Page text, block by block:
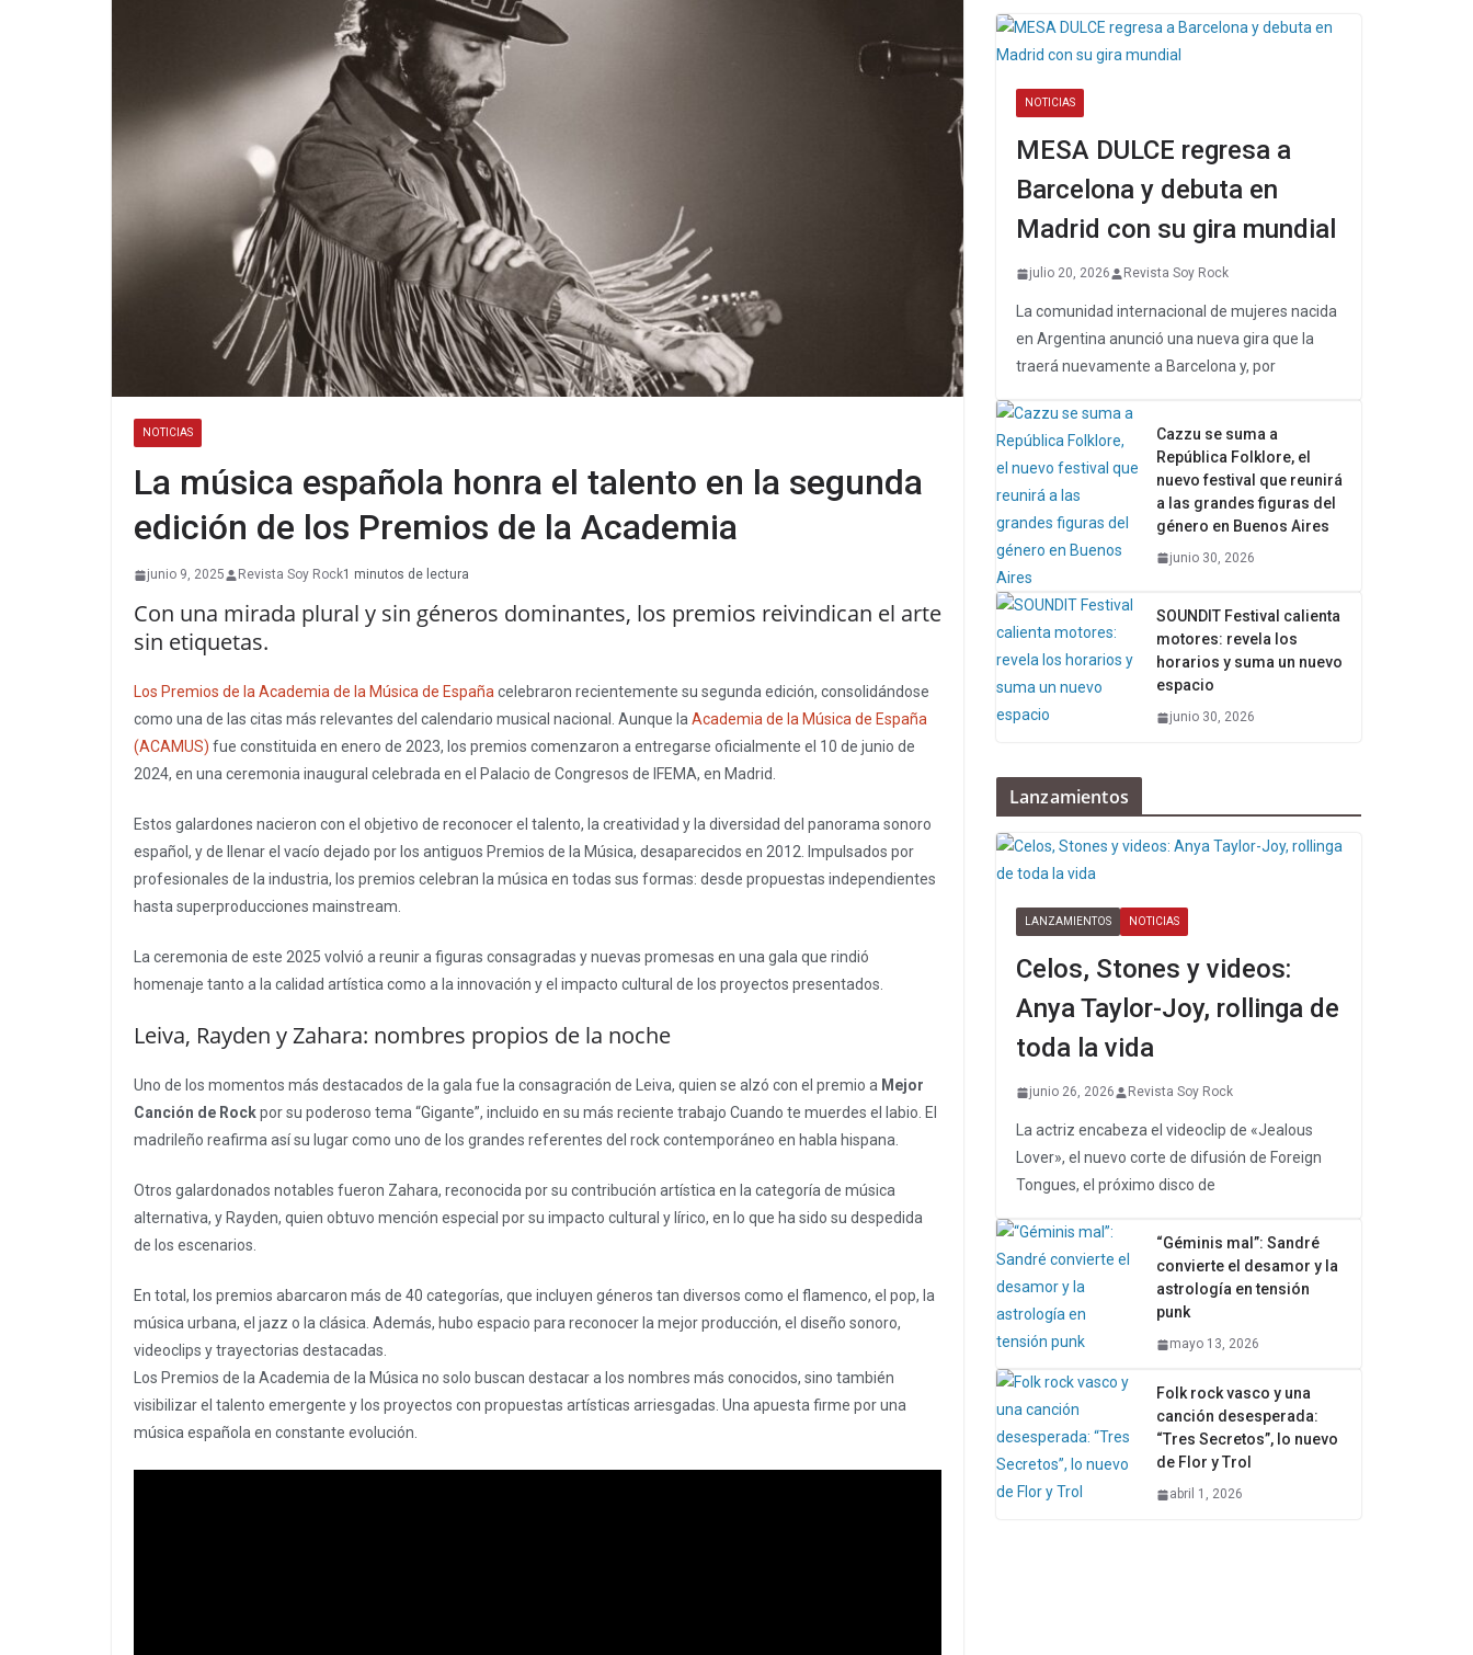
NOTICIAS
La música española honra el talento en la segunda
edición de los Premios de la Academia
junio 9, 2025 Revista Soy Rock1 minutos de lectura
Con una mirada plural y sin géneros dominantes, los premios reivindican el arte
sin etiquetas.
Los Premios de la Academia de la Música de Españacelebraron recientemente su segunda edición, consolidándose
como una de las citas más relevantes del calendario musical nacional. Aunque laAcademia de la Música de España
(ACAMUS) fue constituida en enero de 2023, los premios comenzaron a entregarse oficialmente el 10 de junio de
2024, en una ceremonia inaugural celebrada en el Palacio de Congresos de IFEMA, en Madrid.
Estos galardones nacieron con el objetivo de reconocer el talento, la creatividad y la diversidad del panorama sonoro
español, y de llenar el vacío dejado por los antiguos Premios de la Música, desaparecidos en 2012. Impulsados por
profesionales de la industria, los premios celebran la música en todas sus formas: desde propuestas independientes
hasta superproducciones mainstream.
La ceremonia de este 2025 volvió a reunir a figuras consagradas y nuevas promesas en una gala que rindió
homenaje tanto a la calidad artística como a la innovación y el impacto cultural de los proyectos presentados.
Leiva, Rayden y Zahara: nombres propios de la noche
Uno de los momentos más destacados de la gala fue la consagración de Leiva, quien se alzó con el premio a Mejor
Canción de Rockpor su poderoso tema “Gigante”, incluido en su más reciente trabajo Cuando te muerdes el labio. El
madrileño reafirma así su lugar como uno de los grandes referentes del rock contemporáneo en habla hispana.
Otros galardonados notables fueron Zahara, reconocida por su contribución artística en la categoría de música
alternativa, y Rayden, quien obtuvo mención especial por su impacto cultural y lírico, en lo que ha sido su despedida
de los escenarios.
En total, los premios abarcaron más de 40 categorías, que incluyen géneros tan diversos como el flamenco, el pop, la
música urbana, el jazz o la clásica. Además, hubo espacio para reconocer la mejor producción, el diseño sonoro,
videoclips y trayectorias destacadas.
Los Premios de la Academia de la Música no solo buscan destacar a los nombres más conocidos, sino también
visibilizar el talento emergente y los proyectos con propuestas artísticas arriesgadas. Una apuesta firme por una
música española en constante evolución.
NOTICIAS
MESA DULCE regresa a
Barcelona y debuta en
Madrid con su gira mundial
julio 20, 2026 Revista Soy Rock
La comunidad internacional de mujeres nacida
en Argentina anunció una nueva gira que la
traerá nuevamente a Barcelona y, por
Cazzu se suma a
República Folklore, el
nuevo festival que reunirá
a las grandes figuras del
género en Buenos Aires
junio 30, 2026
SOUNDIT Festival calienta
motores: revela los
horarios y suma un nuevo
espacio
junio 30, 2026
Lanzamientos
LANZAMIENTOS NOTICIAS
Celos, Stones y videos:
Anya Taylor-Joy, rollinga de
toda la vida
junio 26, 2026 Revista Soy Rock
La actriz encabeza el videoclip de «Jealous
Lover», el nuevo corte de difusión de Foreign
Tongues, el próximo disco de
“Géminis mal”: Sandré
convierte el desamor y la
astrología en tensión
punk
mayo 13, 2026
Folk rock vasco y una
canción desesperada:
“Tres Secretos”, lo nuevo
de Flor y Trol
abril 1, 2026